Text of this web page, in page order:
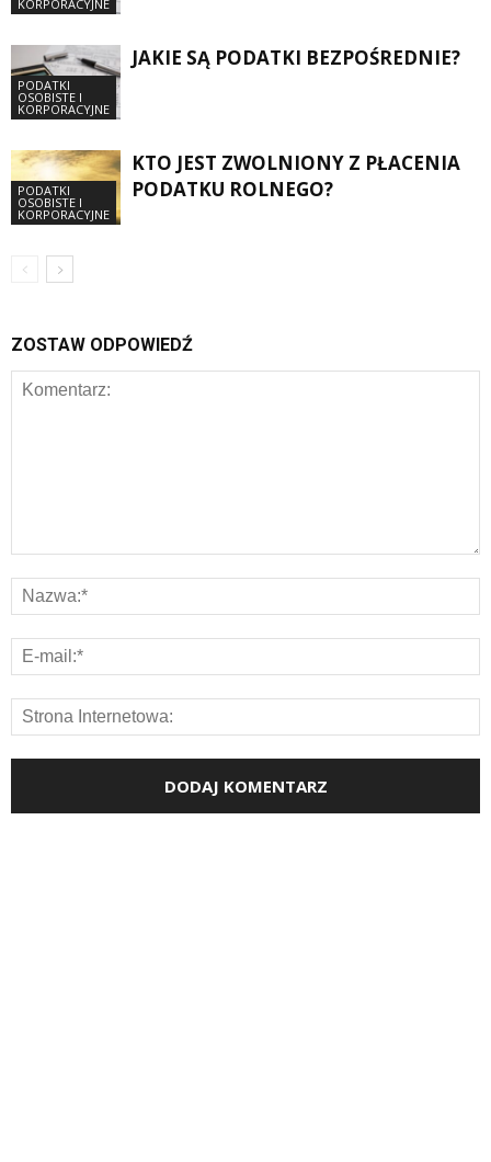
KORPORACYJNE
PODATKI
OSOBISTE I
KORPORACYJNE
JAKIE SĄ PODATKI BEZPOŚREDNIE?
PODATKI
OSOBISTE I
KORPORACYJNE
KTO JEST ZWOLNIONY Z PŁACENIA
PODATKU ROLNEGO?
ZOSTAW ODPOWIEDŹ